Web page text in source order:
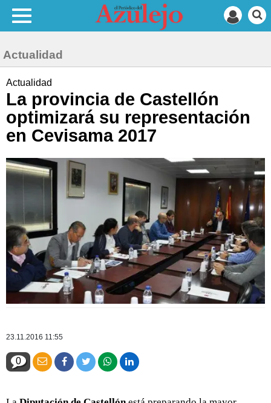
Actualidad
Actualidad
La provincia de Castellón
optimizará su representación
en Cevisama 2017
23.11.2016 11:55
0